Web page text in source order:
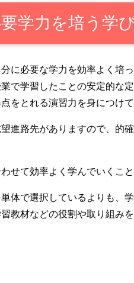
学力を培う学
に必要な学力を効率よく培
で学習したことの安定的な
をとれる演習力を身につけて
進路先がありますので、的
せて効率よく学んでいくこと
体で選択しているよりも、
教材などの役割や取り組み